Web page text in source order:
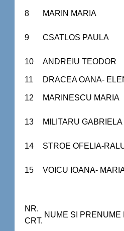
8 MARIN MARIA
9 CSATLOS PAULA
10 ANDREIU TEODOR
11
DRACEA OANA-
12 MARINESCU MARIA
13 MILITARU GABRIELA
14 STROE OFELIA-
15 VOICU IOANA-
NR.
CRT.
NUME SI PRENUME